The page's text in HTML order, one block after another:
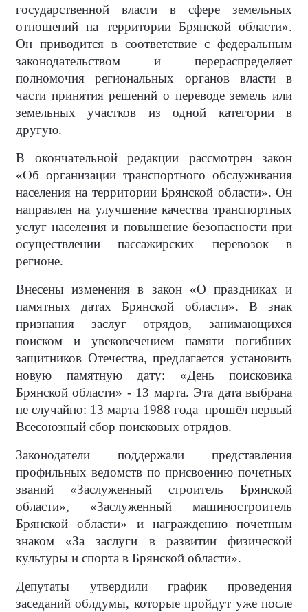
государственной власти в сфере земельных
отношений на территории Брянской области».
Он приводится в соответствие с федеральным
законодательством и перераспределяет
полномочия региональных органов власти в
части принятия решений о переводе земель или
земельных участков из одной категории в
другую.
В окончательной редакции рассмотрен закон
«Об организации транспортного обслуживания
населения на территории Брянской области». Он
направлен на улучшение качества транспортных
услуг населения и повышение безопасности при
осуществлении пассажирских перевозок в
регионе.
Внесены изменения в закон «О праздниках и
памятных датах Брянской области». В знак
признания заслуг отрядов, занимающихся
поиском и увековечением памяти погибших
защитников Отечества, предлагается установить
новую памятную дату: «День поисковика
Брянской области» - 13 марта. Эта дата выбрана
не случайно: 13 марта 1988 года прошёл первый
Всесоюзный сбор поисковых отрядов.
Законодатели поддержали представления
профильных ведомств по присвоению почетных
званий «Заслуженный строитель Брянской
области», «Заслуженный машиностроитель
Брянской области» и награждению почетным
знаком «За заслуги в развитии физической
культуры и спорта в Брянской области».
Депутаты утвердили график проведения
заседаний облдумы, которые пройдут уже после